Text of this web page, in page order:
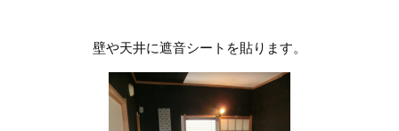
壁や天井に遮音シートを貼ります。